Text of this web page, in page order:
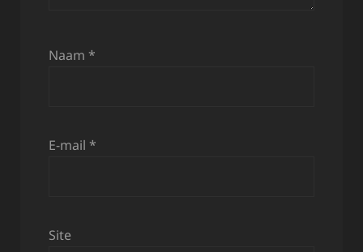
Naam *
E-mail *
Site